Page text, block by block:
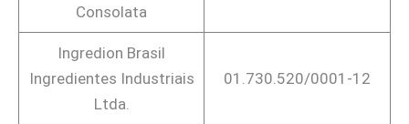
Consolata
Ingredion Brasil
Ingredientes Industriais
Ltda.
01.730.520/0001-12